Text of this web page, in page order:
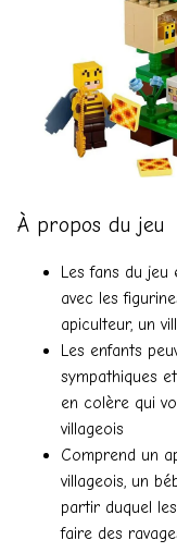
À propos du jeu
Les fans du
avec les
apiculteur, un
Les enfants
sympathiques
en colère qui
villageois
Comprend un
villageois, un
partir duquel
faire des